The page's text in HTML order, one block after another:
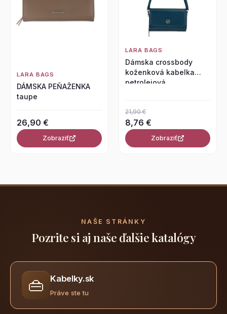
LARA BAGS
DÁMSKA PEŇAŽENKA
taupe
26,90 €
Zobraziť
LARA BAGS
Dámska crossbody
koženková kabelka
petrolejová
21,90 €
8,76 €
Zobraziť
NAŠE STRÁNKY
Pozrite si aj naše ďalšie katalógy
👜 Kabelky.sk
Práve ste tu